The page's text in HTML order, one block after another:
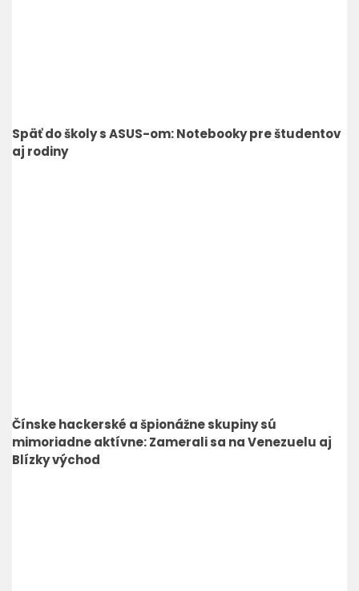
Späť do školy s ASUS-om: Notebooky pre študentov
aj rodiny
Čínske hackerské a špionážne skupiny sú
mimoriadne aktívne: Zamerali sa na Venezuelu aj
Blízky východ